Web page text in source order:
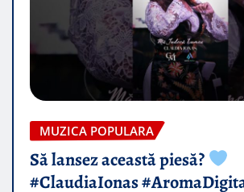
MUZICA POPULARA
Să lansez această piesă?
#ClaudiaIonas